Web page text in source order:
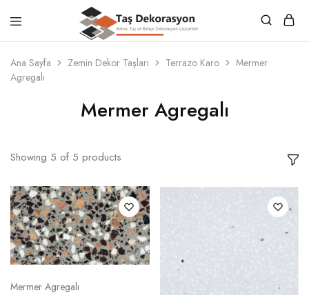
Taş
Dekorasyon
Beton,
Taş
ve
Çözümleri
Ana Sayfa Zemin Dekor Taşları Terrazo Karo
Mermer
Agregalı
Mermer Agregalı
Showing 5 of 5 products
Mermer Agregalı